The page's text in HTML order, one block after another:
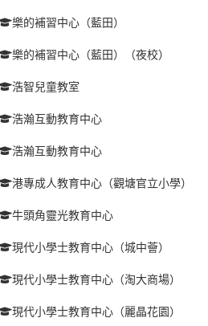
樂的補習中心（藍田）
樂的補習中心（藍田）（夜校）
浩智兒童教室
浩瀚互動教育中心
浩瀚互動教育中心
港專成人教育中心（觀塘官立小學）
牛頭角靈光教育中心
現代小學士教育中心（城中薈）
現代小學士教育中心（淘大商場）
現代小學士教育中心（麗晶花園）